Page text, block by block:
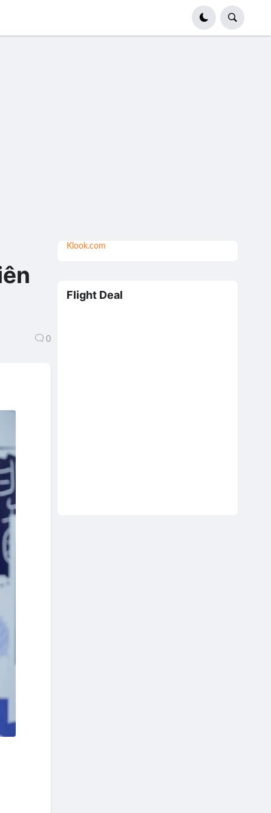
0
Klook.com
Flight Deal